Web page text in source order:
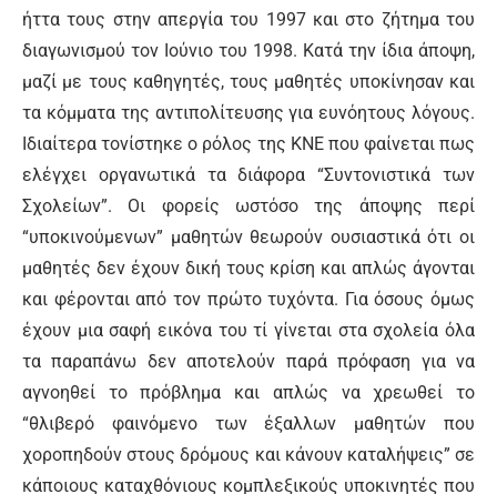
ήττα τους στην απεργία του 1997 και στο ζήτημα του
διαγωνισμού τον Ιούνιο του 1998. Κατά την ίδια άποψη,
μαζί με τους καθηγητές, τους μαθητές υποκίνησαν και
τα κόμματα της αντιπολίτευσης για ευνόητους λόγους.
Ιδιαίτερα τονίστηκε ο ρόλος της ΚΝΕ που φαίνεται πως
ελέγχει οργανωτικά τα διάφορα “Συντονιστικά των
Σχολείων”. Οι φορείς ωστόσο της άποψης περί
“υποκινούμενων” μαθητών θεωρούν ουσιαστικά ότι οι
μαθητές δεν έχουν δική τους κρίση και απλώς άγονται
και φέρονται από τον πρώτο τυχόντα. Για όσους όμως
έχουν μια σαφή εικόνα του τί γίνεται στα σχολεία όλα
τα παραπάνω δεν αποτελούν παρά πρόφαση για να
αγνοηθεί το πρόβλημα και απλώς να χρεωθεί το
“θλιβερό φαινόμενο των έξαλλων μαθητών που
χοροπηδούν στους δρόμους και κάνουν καταλήψεις” σε
κάποιους καταχθόνιους κομπλεξικούς υποκινητές που